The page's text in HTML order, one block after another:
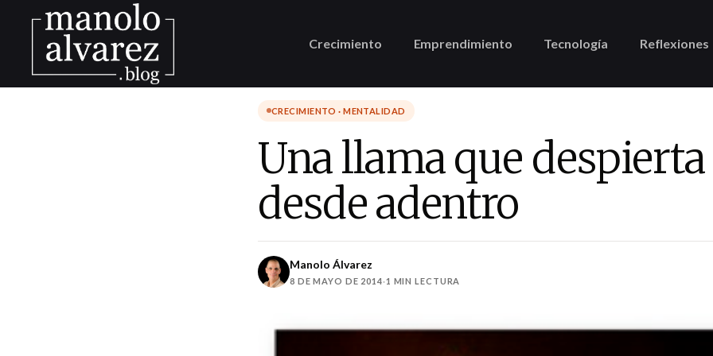
Crecimiento Emprendimiento Tecnología Reflexiones
CRECIMIENTO · MENTALIDAD
Una llama que despierta
desde adentro
Manolo Álvarez
8 DE MAYO DE 2014·1 MIN LECTURA